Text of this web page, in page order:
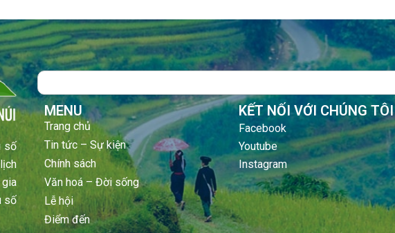
số
số
Search
MENU
Trang chủ
Tin tức – Sự kiện
Chính sách
Văn hoá – Đời sống
Lễ hội
Điểm đến
KẾT NỐI VỚI CHÚNG TÔI
Facebook
Youtube
Instagram